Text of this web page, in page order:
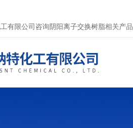
有限公司咨询阴阳离子交换树脂相关产